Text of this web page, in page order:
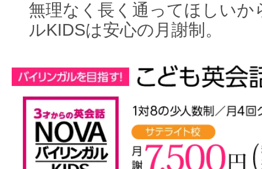
無理なく長く通ってほしいか
ルKIDSは安心の月謝制。